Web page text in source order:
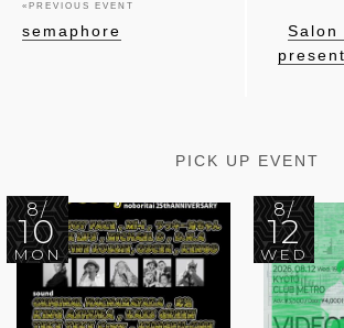
« PREVIOUS EVENT
semaphore
Salon
PICK UP EVENT
8/
10
MON
8/
12
WED